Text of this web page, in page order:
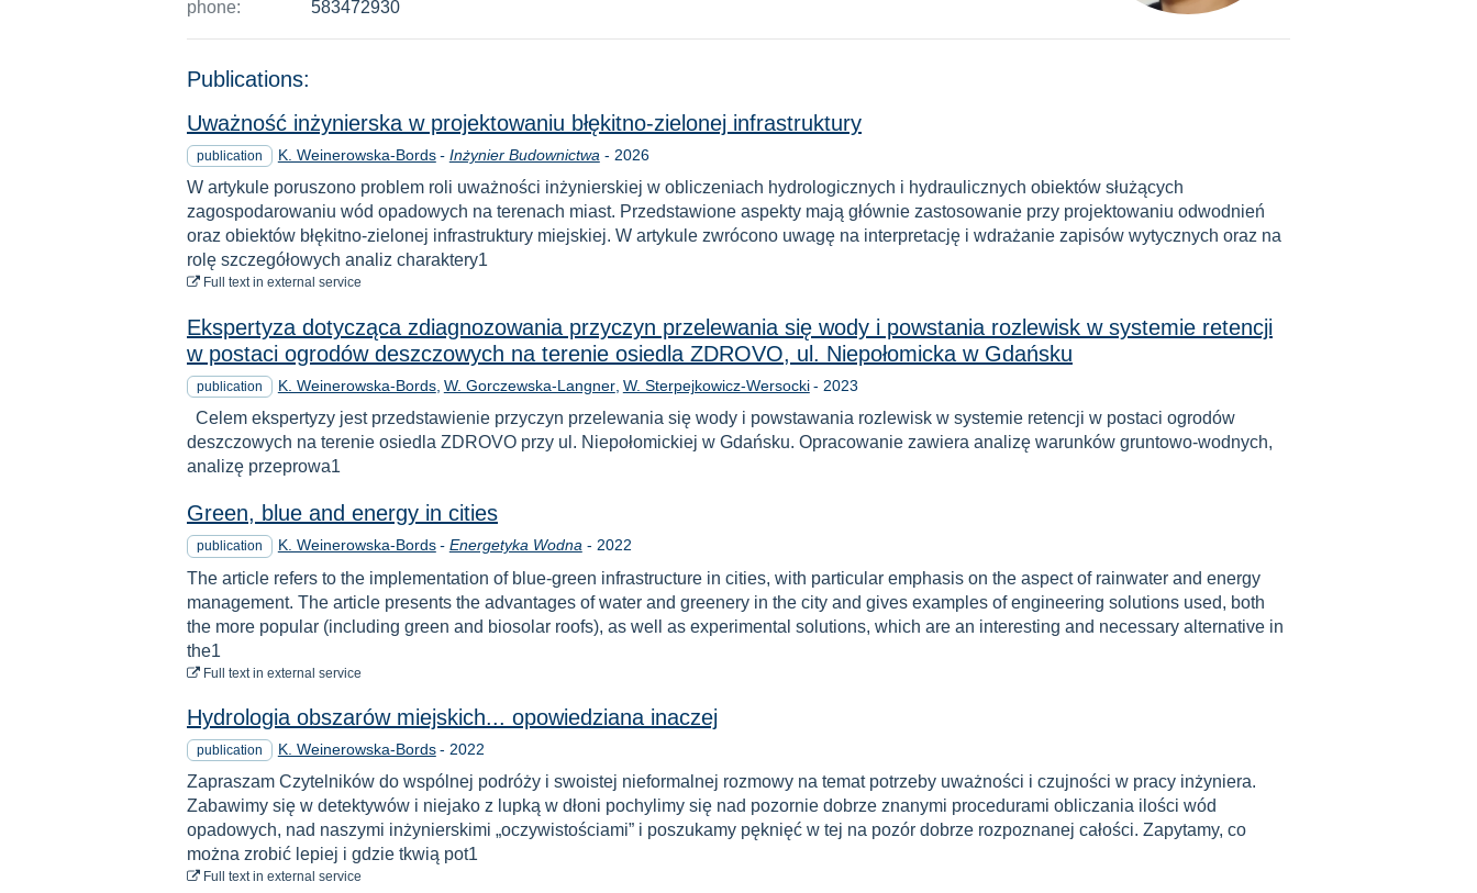
phone:
583472930
Publications:
Uważność inżynierska w projektowaniu błękitno-zielonej infrastruktury
publication K. Weinerowska-Bords - Inżynier Budownictwa - Year
2026
W artykule poruszono problem roli uważności inżynierskiej w obliczeniach hydrologicznych i hydraulicznych obiektów służących
zagospodarowaniu wód opadowych na terenach miast. Przedstawione aspekty mają głównie zastosowanie przy projektowaniu odwodnień
oraz obiektów błękitno-zielonej infrastruktury miejskiej. W artykule zwrócono uwagę na interpretację i wdrażanie zapisów wytycznych oraz na
rolę szczegółowych analiz charaktery1
Full textto download
in external service
Ekspertyza dotycząca zdiagnozowania przyczyn przelewania się wody i powstania rozlewisk w systemie retencji
w postaci ogrodów deszczowych na terenie osiedla ZDROVO, ul. Niepołomicka w Gdańsku
publication K. Weinerowska-Bords W. Gorczewska-Langner W. Sterpejkowicz-Wersocki - Year
2023
Celem ekspertyzy jest przedstawienie przyczyn przelewania się wody i powstawania rozlewisk w systemie retencji w postaci ogrodów
deszczowych na terenie osiedla ZDROVO przy ul. Niepołomickiej w Gdańsku. Opracowanie zawiera analizę warunków gruntowo-wodnych,
analizę przeprowa1
Green, blue and energy in cities
publication K. Weinerowska-Bords - Energetyka Wodna - Year
2022
The article refers to the implementation of blue-green infrastructure in cities, with particular emphasis on the aspect of rainwater and energy
management. The article presents the advantages of water and greenery in the city and gives examples of engineering solutions used, both
the more popular (including green and biosolar roofs), as well as experimental solutions, which are an interesting and necessary alternative in
the1
Full text to download
in external service
Hydrologia obszarów miejskich... opowiedziana inaczej
publication K. Weinerowska-Bords - Year
2022
Zapraszam Czytelników do wspólnej podróży i swoistej nieformalnej rozmowy na temat potrzeby uważności i czujności w pracy inżyniera.
Zabawimy się w detektywów i niejako z lupką w dłoni pochylimy się nad pozornie dobrze znanymi procedurami obliczania ilości wód
opadowych, nad naszymi inżynierskimi „oczywistościami” i poszukamy pęknięć w tej na pozór dobrze rozpoznanej całości. Zapytamy, co
można zrobić lepiej i gdzie tkwią pot1
Full textto download
in external service